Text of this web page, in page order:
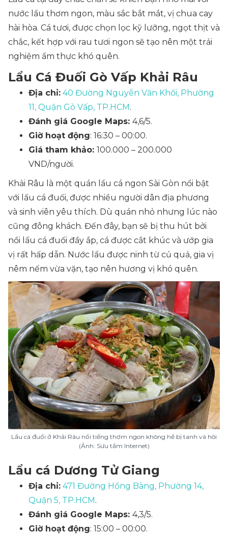
nước lẩu thơm ngon, màu sắc bắt mắt, vị chua cay
hài hòa. Cá tươi, được chọn lọc kỹ lưỡng, ngọt thịt và
chắc, kết hợp với rau tươi ngon sẽ tạo nên một trải
nghiệm ẩm thực khó quên.
Lẩu Cá Đuối Gò Vấp Khải Râu
Địa chỉ: 40 Đường Nguyễn Văn Khối, Phường
11, Quận Gò Vấp, TP.HCM.
Đánh giá Google Maps: 4,6/5.
Giờ hoạt động: 16:30 – 00:00.
Giá tham khảo: 100.000 – 200.000
VND/người.
Khải Râu là một quán lẩu cá ngon Sài Gòn nổi bật
với lẩu cá đuối, được nhiều người dân địa phương
và sinh viên yêu thích. Dù quán nhỏ nhưng lúc nào
cũng đông khách. Đến đây, bạn sẽ bị thu hút bởi
nồi lẩu cá đuối đầy ắp, cá được cắt khúc và ướp gia
vị rất hấp dẫn. Nước lẩu được ninh từ củ quả, gia vị
nêm nếm vừa vặn, tạo nên hương vị khó quên.
Lẩu cá đuối ở Khải Râu nổi tiếng thơm ngon không hề bị tanh và hôi
(Ảnh: Sưu tầm Internet)
Lẩu cá Dương Tử Giang
Địa chỉ: 471 Đường Hồng Bàng, Phường 14,
Quận 5, TP.HCM.
Đánh giá Google Maps: 4,3/5.
Giờ hoạt động: 15:00 – 00:00.